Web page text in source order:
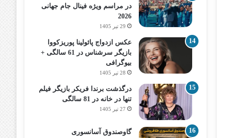
در مراسم ویژه فینال جام جهانی
2026
29 تیر 1405
عکس ازدواج پائولینا پوریزکووا
بازیگر سرشناس در 61 سالگی +
بیوگرافی
28 تیر 1405
درگذشت برندا فریکر بازیگر فیلم
تنها در خانه در 81 سالگی
27 تیر 1405
گاوصندوق آسانسوری